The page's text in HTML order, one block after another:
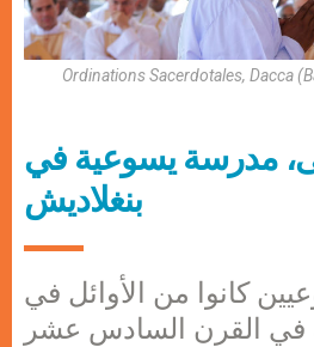
Ordinations Sacerdotales, Dacca
مدرسة يسوعية في
بنغلاديش
كانوا من الأوائل في
في القرن السادس عشر